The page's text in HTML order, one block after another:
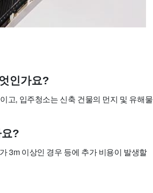
인가요?
고, 입주청소는 신축 건물의 먼지 및 유해물
?
3m 이상인 경우 등에 추가 비용이 발생할